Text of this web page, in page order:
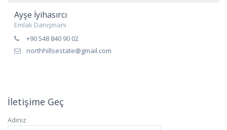
Ayşe İyihasırcı
Emlak Danışmanı
+90 548 840 90 02
northhillsestate@gmail.com
İletişime Geç
Adınız